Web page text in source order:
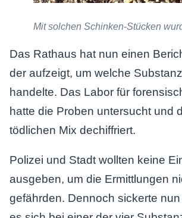
Mit solchen Schinken-Stücken
Das Rathaus hat nun einen
der aufzeigt, um welche
handelte. Das Labor für
hatte die Proben untersucht und
tödlichen Mix dechiffriert.
Polizei und Stadt wollten keine
ausgeben, um die Ermittlungen
gefährden. Dennoch sickerte